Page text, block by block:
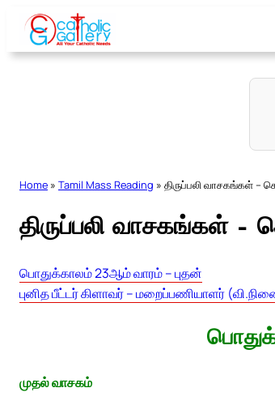
Skip
content
Home » Tamil Mass Reading » திருப்பலி வாசகங்கள் –
திருப்பலி வாசகங்கள் –
பொதுக்காலம் 23ஆம் வாரம் – புதன்
புனித பீட்டர் கிளாவர் – மறைப்பணியாளர்
முதல் வாசகம்